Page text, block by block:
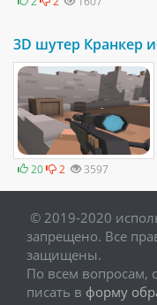
3D шутер Кранкер
20 2 3597
© 2019-2020
запрещено. Все
защищены.
По всем вопросам,
писать в форму